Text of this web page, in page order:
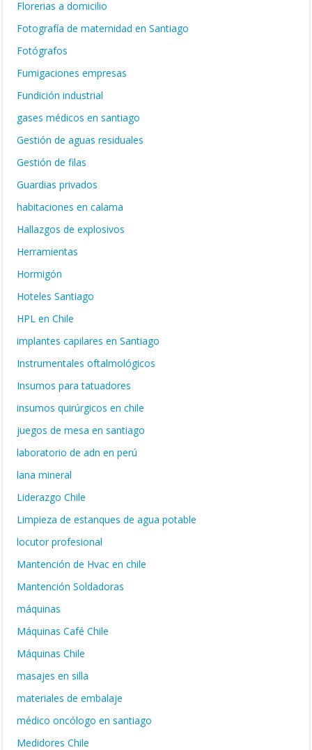
Florerias a domicilio
Fotografía de maternidad en Santiago
Fotógrafos
Fumigaciones empresas
Fundición industrial
gases médicos en santiago
Gestión de aguas residuales
Gestión de filas
Guardias privados
habitaciones en calama
Hallazgos de explosivos
Herramientas
Hormigón
Hoteles Santiago
HPL en Chile
implantes capilares en Santiago
Instrumentales oftalmológicos
Insumos para tatuadores
insumos quirúrgicos en chile
juegos de mesa en santiago
laboratorio de adn en perú
lana mineral
Liderazgo Chile
Limpieza de estanques de agua potable
locutor profesional
Mantención de Hvac en chile
Mantención Soldadoras
máquinas
Máquinas Café Chile
Máquinas Chile
masajes en silla
materiales de embalaje
médico oncólogo en santiago
Medidores Chile